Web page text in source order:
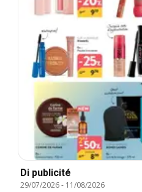
Di publicité
29/07/2026- 11/08/2026